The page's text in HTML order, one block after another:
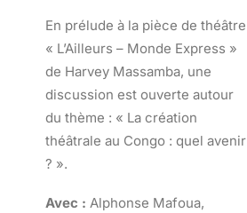
En prélude à la pièce de théâtre
« L’Ailleurs – Monde Express »
de Harvey Massamba, une
discussion est ouverte autour
du thème : « La création
théâtrale au Congo : quel avenir
? ».
Avec : Alphonse Mafoua,